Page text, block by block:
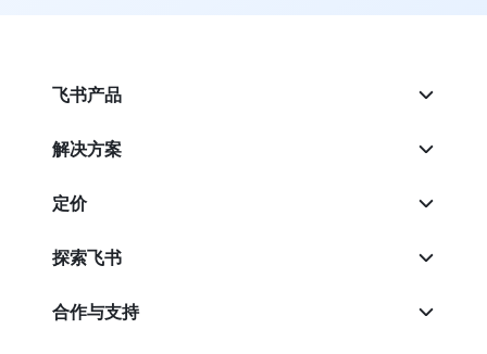
飞书产品
解决方案
定价
探索飞书
合作与支持